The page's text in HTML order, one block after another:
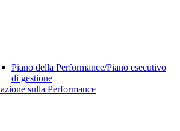
Piano della Performance/Piano esecutivo
di gestione
sulla Performance